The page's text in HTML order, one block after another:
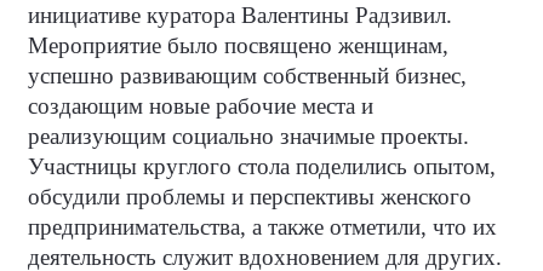
инициативе куратора Валентины Радзивил.
Мероприятие было посвящено женщинам,
успешно развивающим собственный бизнес,
создающим новые рабочие места и
реализующим социально значимые проекты.
Участницы круглого стола поделились опытом,
обсудили проблемы и перспективы женского
предпринимательства, а также отметили, что их
деятельность служит вдохновением для других.